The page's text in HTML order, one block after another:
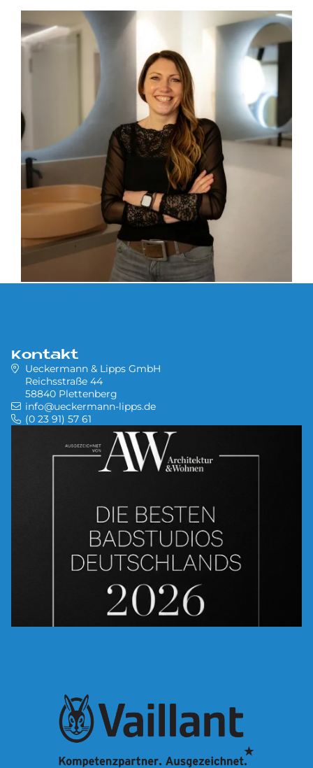
Kontakt
Ueckermann & Lipps GmbH
Reichsstraße 44
58840 Plettenberg
info@ueckermann-lipps.de
(0 23 91) 57 61